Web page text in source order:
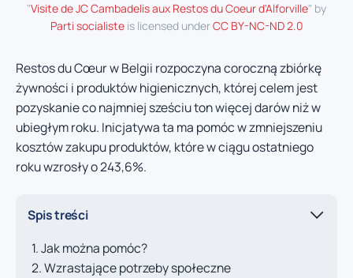
"Visite de JC Cambadelis aux Restos du Coeur d'Alforville" by
Parti socialisteis licensed underCC BY-NC-ND 2.0
Restos du Cœur w Belgii rozpoczyna coroczną zbiórkę
żywności i produktów higienicznych, której celem jest
pozyskanie co najmniej sześciu ton więcej darów niż w
ubiegłym roku. Inicjatywa ta ma pomóc w zmniejszeniu
kosztów zakupu produktów, które w ciągu ostatniego
roku wzrosły o 243,6%.
Spis treści
Jak można pomóc?
Wzrastające potrzeby społeczne